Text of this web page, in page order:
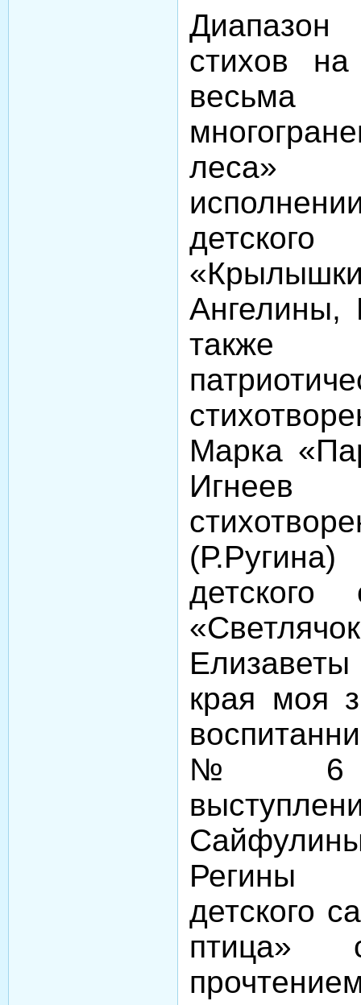
стихов
леса»
Ангелины,
также
Марка
края моя
№ 6
Регины
детского
птица» с